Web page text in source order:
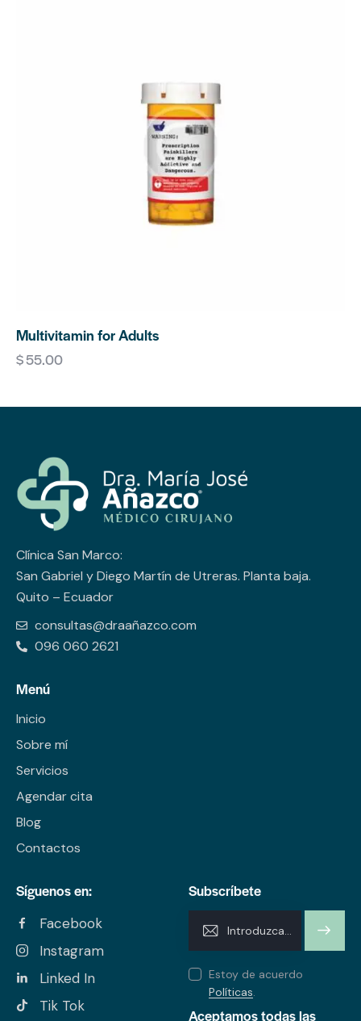
Multivitamin for Adults
$55.00
Clínica San Marco:
San Gabriel y Diego Martín de Utreras. Planta baja.
Quito – Ecuador
consultas@draañazco.com
096 060 2621
Menú
Inicio
Sobre mí
Servicios
Agendar cita
Blog
Contactos
Síguenos en:
Facebook
Instagram
Linked In
Tik Tok
Subscríbete
SUSCRI
Estoy de acuerdo
Políticas
Aceptamos todas las